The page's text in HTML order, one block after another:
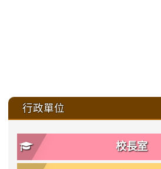
::: 行政單位
校長室